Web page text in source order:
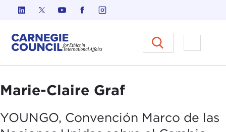
Ir al contenido
Carnegie Council sobre Ética
Abrir el
Marie-Claire Graf
YOUNGO, Convención Marco de las